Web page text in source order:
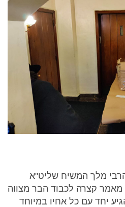
מלך המשיח שליט"א
מאמר קצרה לכבוד הבר מצווה
יחד עם כל אחיו במיוחד